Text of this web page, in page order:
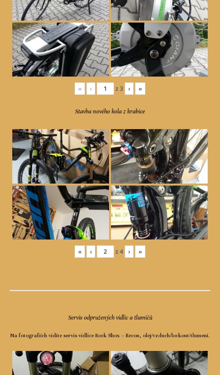
« ‹ z3 › »
Stavba nového kola z krabice
« ‹ z4 › »
Servis odpružených vidlic a tlumičů
Na fotografiích vidíte servis vidlice Rock Shox – Recon, olej/vzduch/lockout/tlumení.